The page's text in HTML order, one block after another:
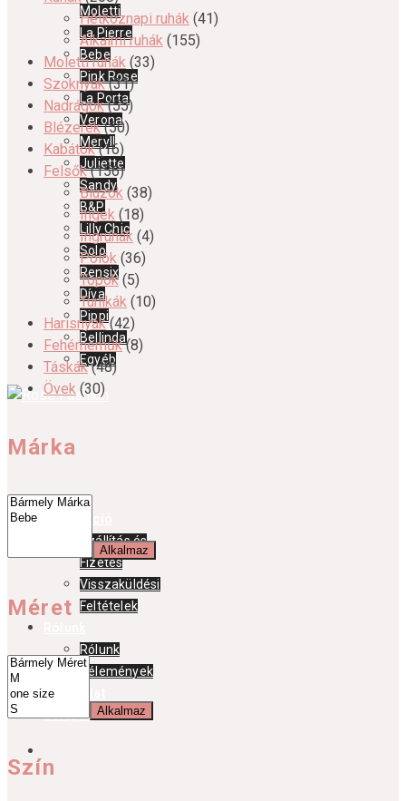
Moletti
La Pierre
Bebe
Pink Rose
La Porta
Verona
Meryll
Juliette
Sandy
B&P
Lilly Chic
Solo
Rensix
Díva
Pippi
Bellinda
Egyéb
Szállítás és
Fizetés
Visszaküldési
Feltételek
Rólunk
Vélemények
Kapcsolat
Belépés
Hétköznapi ruhák (41)
Alkalmi ruhák (155)
Moletti ruhák (33)
Szoknyák (31)
Nadrágok (55)
Blézerek (50)
Kabátok (16)
Felsők (156)
Blúzok (38)
Ingek (18)
Ingruhák (4)
Pólók (36)
Topok (5)
Tunikák (10)
Harisnyák (42)
Fehérneműk (8)
Táskák (48)
Övek (30)
Márka
Alkalmaz
Méret
Alkalmaz
Szín